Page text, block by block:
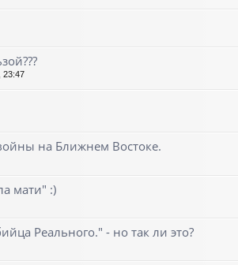
23:47
на Ближнем Востоке.
мати" :)
Реального." - но так ли это?